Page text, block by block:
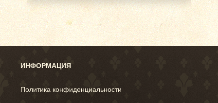
ИНФОРМАЦИЯ
Политика конфиденциальности